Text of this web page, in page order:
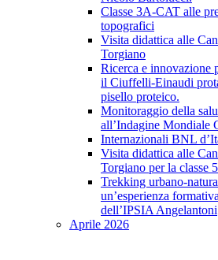
Classe 3A-CAT alle
topografici
Visita didattica alle
Torgiano
Ricerca e innovazione
il Ciuffelli-Einaudi
pisello proteico.
Monitoraggio della
all’Indagine Mondiale
Internazionali BNL
Visita didattica alle
Torgiano per la classe
Trekking urbano-
un’esperienza
dell’IPSIA Angelantoni
Aprile 2026